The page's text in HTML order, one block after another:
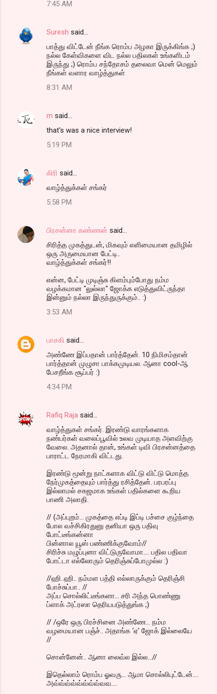
7:45 AM
Suresh said…
பாத்து விட்டேன் நீங்க ரொம்ப அழகா இருக்கிங்க ;)
நல்ல கேள்விகளை விட நல்ல பதிலகள் உங்களிடம்
இருந்து ;) ரொம்ப சந்தோசம் தலைவா மென் மெலும்
நீங்கள் வளார வாழ்த்துகள்
8:31 AM
m said…
that's was a nice interview!
5:19 PM
கிரி said…
வாழ்த்துக்கள் சங்கர்
5:58 PM
பிரசன்னா கண்ணன் said…
சிரித்த முகத்துடன், மிகவும் எளிமையான தமிழில்
ஒரு அருமையான பேட்டி..
வாழ்த்துக்கள் சங்கர்!!
என்ன, பேட்டி முடிஞ்சு கிளம்பும்போது நம்ம
வழக்கமான "லுல்லா" ஜோக்க எடுத்துவிட்ருந்தா
இன்னும் நல்லா இருந்துருக்கும்.. :)
3:53 AM
பாசகி said…
அண்ணே இப்பதான் பார்த்தேன். 10 நிமிசம்தான்
பார்த்தான் முழுசா பாக்கமுடியல. ஆனா cool-ஆ
பேசறீங்க சூப்பர் :)
4:34 PM
Rafiq Raja said…
வாழ்த்துகள் சங்கர். இரண்டு வாரங்களாக
நண்பர்கள் வலைப்பூவில் உலவ முடியாத அளவிற்கு
வேலை. அதனால் தான், உங்கள் டிவி பிரசன்னத்தை
பாராட்ட நேரமாகி விட்டது.
இரண்டு மூன்று நாட்களாக விட்டு விட்டு மொத்த
நேர்முகத்தையும் பார்த்து ரசித்தேன். பரபரப்பு
இல்லாமல் சகஜமாக உங்கள் பதில்களை கூறிய
பாணி அலாதி.
// (அப்புறம்... முகத்தை எப்டி இப்டி பச்சை குழ்ந்தை
போல வச்சிகிரதுனு தனியா ஒரு பதிவு
போட்டீங்கன்னா
பின்னால யூஸ் பண்ணிக்குவோம்//
சிரிச்சு மழுப்புனா விட்டுருவோமா.... பதில பதிவா
போட்டா எல்லோரும் தெரிஞ்சுப்போமுல்ல :)
//ஹி..ஹி.. நம்மள பத்தி எல்லாருக்கும் தெரிஞ்சி
போச்சுப்பா.. //
அப்ப சொல்லிட்டீங்களா... சரி அந்த பொண்ணு
ப்ளாக் அட்ரஸா தெரியபடுத்துங்க ;)
// /ஒரே ஒரு பிரச்சினை அண்ணே... நம்ம
வழமையான பஞ்ச்.. அதாங்க ‘ஏ' ஜோக் இல்லையே
//
சொன்னேன்.. ஆனா லைவ்ல இல்ல...//
இதெல்லாம் ரொம்ப ஓவரு... ஆமா சொல்லிபுட்டேன்....
அவ்வ்வ்வ்வ்வ்வ்வ்வவ....